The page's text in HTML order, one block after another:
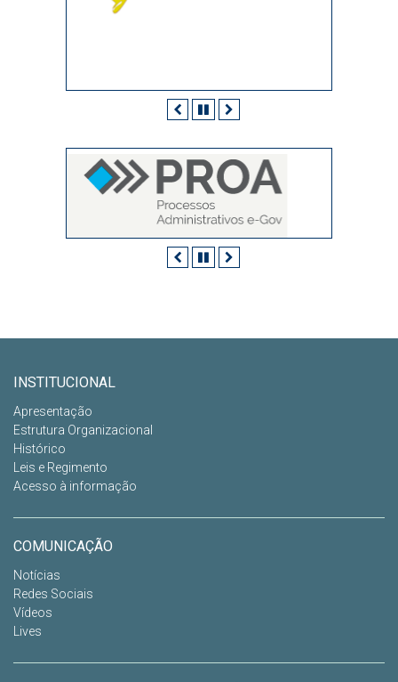
AnteriorPausar
AnteriorPausar
INSTITUCIONAL
Apresentação
Estrutura Organizacional
Histórico
Leis e Regimento
Acesso à informação
COMUNICAÇÃO
Notícias
Redes Sociais
Vídeos
Lives